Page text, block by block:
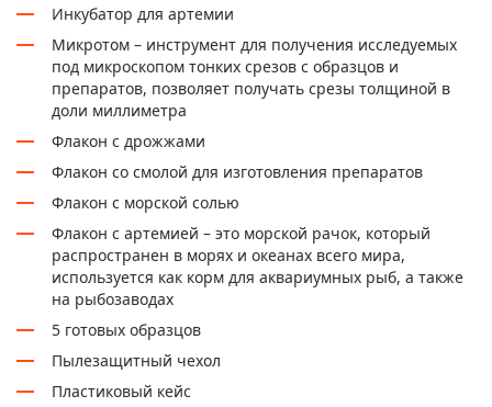
Инкубатор для артемии
Микротом – инструмент для получения исследуемых
под микроскопом тонких срезов с образцов и
препаратов, позволяет получать срезы толщиной в
доли миллиметра
Флакон с дрожжами
Флакон со смолой для изготовления препаратов
Флакон с морской солью
Флакон с артемией – это морской рачок, который
распространен в морях и океанах всего мира,
используется как корм для аквариумных рыб, а также
на рыбозаводах
5 готовых образцов
Пылезащитный чехол
Пластиковый кейс